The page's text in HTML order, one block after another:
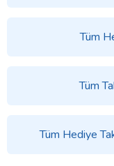
Tüm
Tüm
Tüm Hediye